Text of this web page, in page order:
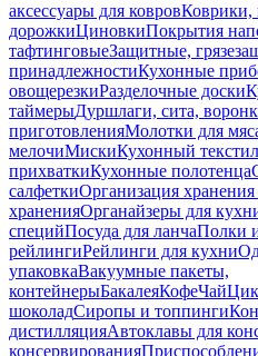
аксессуары для ковровКоврики,
дорожкиЦиновкиПокрытия
тафтинговыеЗащитные,
принадлежностиКухонные
овощерезкиРазделочные доски
таймерыДуршлаги, сита,
приготовленияМолотки для
мелочиМискиКухонный
прихваткиКухонные полотенца
салфеткиОрганизация
храненияОрганайзеры для
специйПосуда для ланчаПолки
рейлингиРейлинги для кухни
упаковкаВакуумные пакеты,
контейнерыБакалеяКофеЧай
шоколадСиропы и топпинги
дистилляцияАвтоклавы для
консервирования